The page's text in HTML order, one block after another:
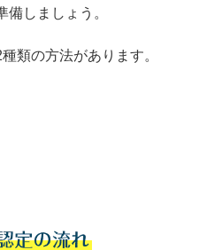
備しましょう。
類の方法があります。